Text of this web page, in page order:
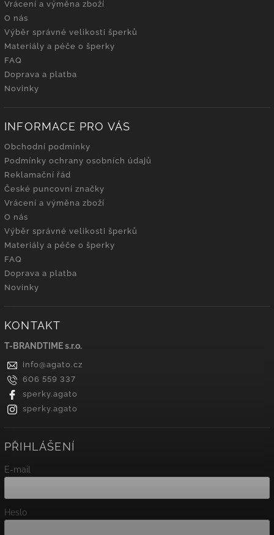
Vrácení a výměna zboží
O nás
Výběr správné velikosti šperků
Materiály a péče o šperky
FAQ
Doprava a platba
Novinky
INFORMACE PRO VÁS
Obchodní podmínky
Podmínky ochrany osobních údajů
Reklamační řád
České puncovní značky
Vrácení a výměna zboží
O nás
Výběr správné velikosti šperků
Materiály a péče o šperky
FAQ
Doprava a platba
Novinky
KONTAKT
T-BRANDTIME s.r.o.
info@agato.cz
606 559 337
sperky.agato
sperky.agato
PŘIHLÁŠENÍ
E-mail
Heslo